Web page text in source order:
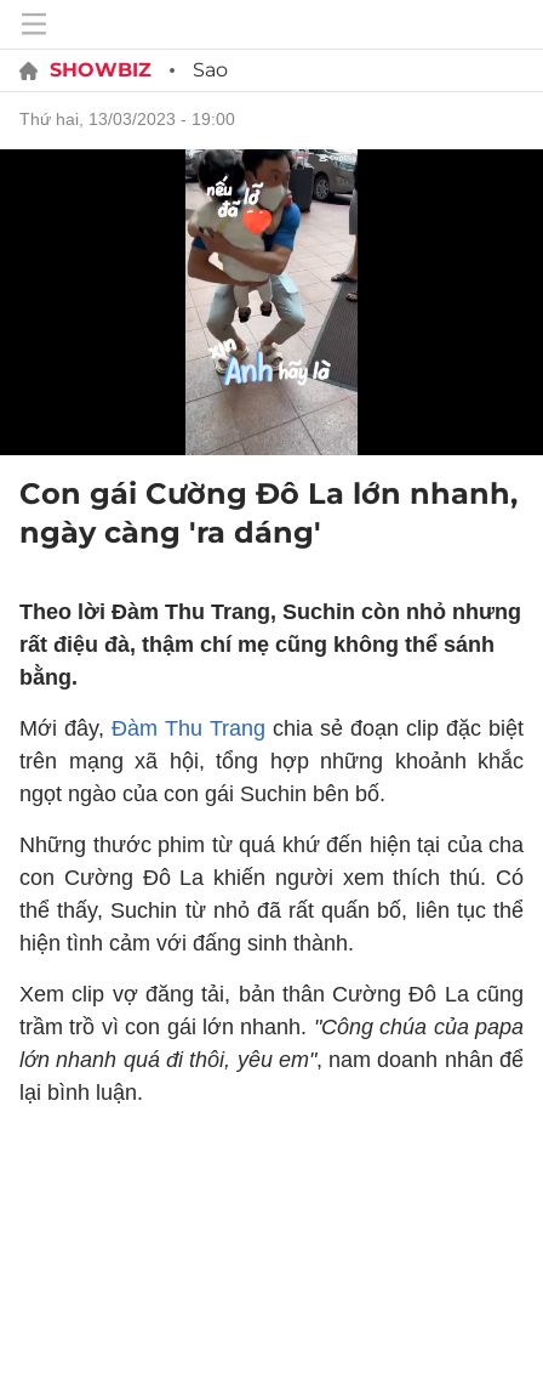
SHOWBIZ Sao
thứ hai, 13/03/2023 - 19:00
Con gái Cường Đô La lớn nhanh,
ngày càng 'ra dáng'
Theo lời Đàm Thu Trang, Suchin còn nhỏ nhưng
rất điệu đà, thậm chí mẹ cũng không thể sánh
bằng.
Mới đây, Đàm Thu Trang chia sẻ đoạn clip đặc biệt
trên mạng xã hội, tổng hợp những khoảnh khắc
ngọt ngào của con gái Suchin bên bố.
Những thước phim từ quá khứ đến hiện tại của cha
con Cường Đô La khiến người xem thích thú. Có
thể thấy, Suchin từ nhỏ đã rất quấn bố, liên tục thể
hiện tình cảm với đấng sinh thành.
Xem clip vợ đăng tải, bản thân Cường Đô La cũng
trầm trồ vì con gái lớn nhanh. "Công chúa của papa
lớn nhanh quá đi thôi, yêu em", nam doanh nhân để
lại bình luận.